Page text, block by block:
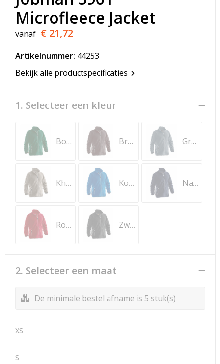
T-Shirts
Veiligheidsvesten en Veiligheidshesjes
Vesten
Werkkleding sets
Gehoorbescherming
Microfleece Jacket
vanaf € 21,72
Artikelnummer: 44253
Bekijk alle productspecificaties
1. Selecteer een kleur
Bosgroen Bruin Grafiet
Khaki Kobalt Navy
Rood Zwart
2. Selecteer een maat
De minimale bestel afname is 5 stuk(s)
XS
S